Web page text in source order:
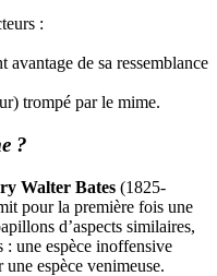
:
de sa ressemblance
trompé par le mime.
?
Walter Bates (1825-
pour la première fois une
d’aspects similaires,
: une espèce inoffensive
espèce venimeuse.